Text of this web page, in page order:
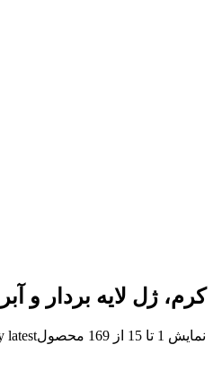
کرم، ژل لایه بردار و
نمایش 1 تا 15 از 169 محصول latest